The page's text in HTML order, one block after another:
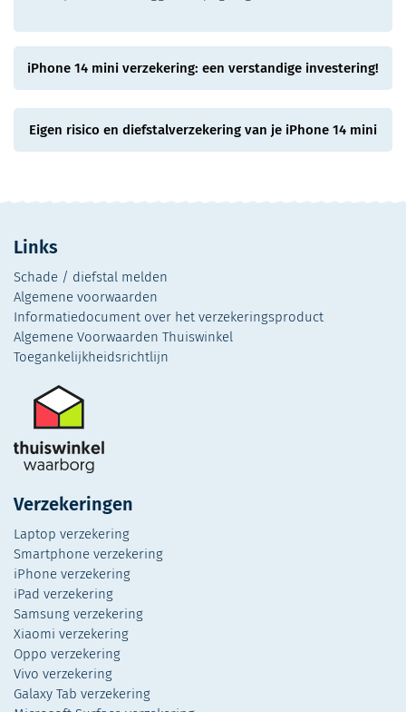
iPhone 14 mini verzekering: een verstandige investering!
Eigen risico en diefstalverzekering van je iPhone 14 mini
Links
Schade / diefstal melden
Algemene voorwaarden
Informatiedocument over het verzekeringsproduct
Algemene Voorwaarden Thuiswinkel
Toegankelijkheidsrichtlijn
Verzekeringen
Laptop verzekering
Smartphone verzekering
iPhone verzekering
iPad verzekering
Samsung verzekering
Xiaomi verzekering
Oppo verzekering
Vivo verzekering
Galaxy Tab verzekering